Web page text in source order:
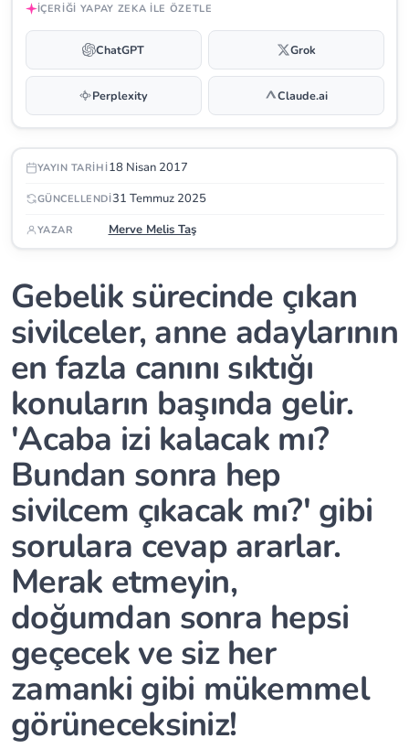
İÇERIĞI YAPAY ZEKA ILE ÖZETLE
ChatGPT Grok
Perplexity Claude.ai
YAYIN TARIHI18 Nisan 2017
GÜNCELLENDI31 Temmuz 2025
YAZAR Merve Melis Taş
Gebelik sürecinde çıkan
sivilceler, anne adaylarının
en fazla canını sıktığı
konuların başında gelir.
'Acaba izi kalacak mı?
Bundan sonra hep
sivilcem çıkacak mı?' gibi
sorulara cevap ararlar.
Merak etmeyin,
doğumdan sonra hepsi
geçecek ve siz her
zamanki gibi mükemmel
görüneceksiniz!